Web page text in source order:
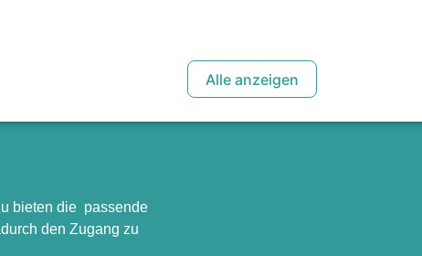
Alle anzeigen
bieten die passende
den Zugang zu